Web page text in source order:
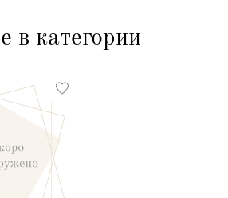
в категории